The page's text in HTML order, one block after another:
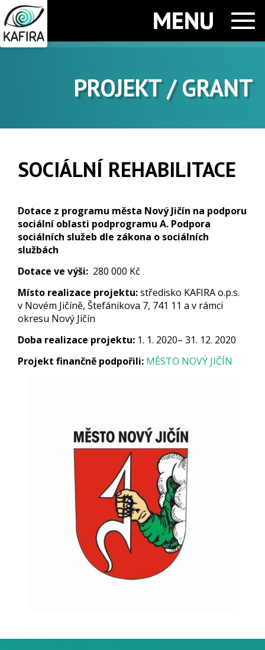
PROJEKT / GRANT
SOCIÁLNÍ REHABILITACE
Dotace z programu města Nový Jičín na podporu
sociální oblasti podprogramu A. Podpora
sociálních služeb dle zákona o sociálních
službách
Dotace ve výši: 280 000 Kč
Místo realizace projektu:středisko KAFIRA o.p.s.
v Novém Jičíně, Štefánikova 7, 741 11 a v rámci
okresu Nový Jičín
Doba realizace projektu: 1. 1. 2020– 31. 12. 2020
Projekt finančně podpořili: MĚSTO NOVÝ JIČÍN